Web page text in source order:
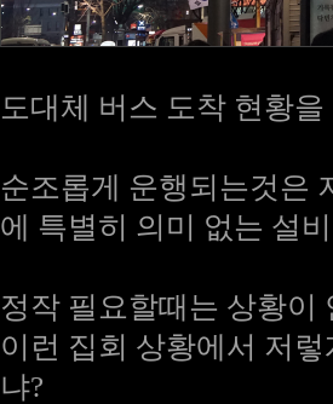
도대체 버스 도착 현황
순조롭게 운행되는것은
에 특별히 의미 없는 설
정작 필요할때는 상황이
이런 집회 상황에서 저
냐?